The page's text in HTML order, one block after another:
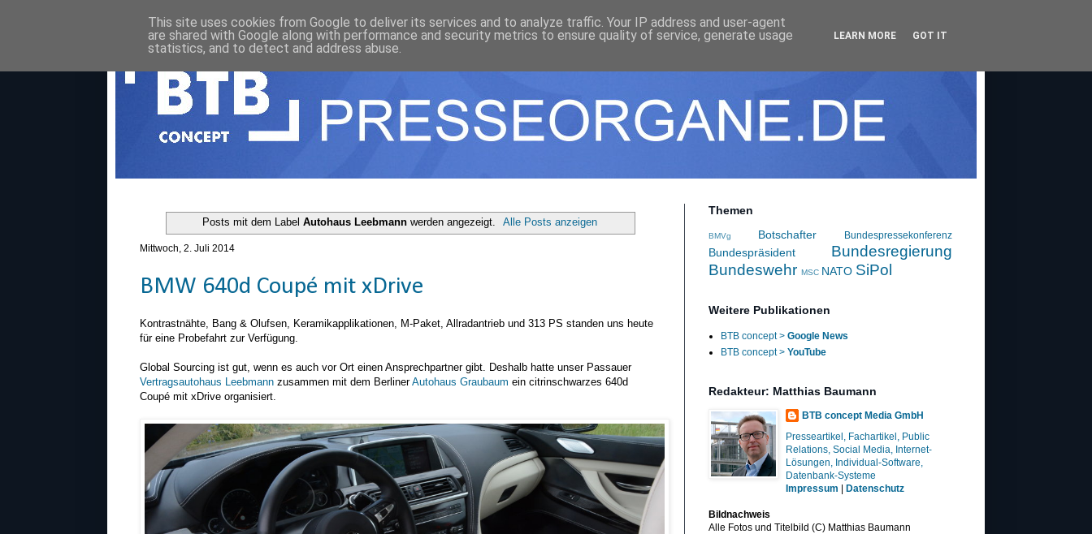
Posts mit dem Label Autohaus Leebmannwerden angezeigt. Alle Posts anzeigen
Mittwoch, 2. Juli 2014
BMW 640d Coupé mit xDrive
Kontrastnähte, Bang & Olufsen, Keramikapplikationen, M-Paket, Allradantrieb und 313 PS standen uns heute
für eine Probefahrt zur Verfügung.
Global Sourcing ist gut, wenn es auch vor Ort einen Ansprechpartner gibt. Deshalb hatte unser Passauer
Vertragsautohaus Leebmann zusammen mit dem BerlinerAutohaus Graubaum ein citrinschwarzes 640d
Coupé mit xDrive organisiert.
Themen
BMVg Botschafter Bundespressekonferenz
Bundespräsident
Bundesregierung
Bundeswehr MSC NATO SiPol
Weitere Publikationen
BTB concept > Google News
BTB concept > YouTube
Redakteur: Matthias Baumann
BTB concept Media GmbH
Presseartikel, Fachartikel, Public
Relations, Social Media, Internet-
Lösungen, Individual-Software,
Datenbank-Systeme
Impressum
Datenschutz
Bildnachweis
Alle Fotos und Titelbild (C) Matthias Baumann
This site uses cookies from Google to deliver its services and to analyze traffic. Your IP address and user-agent
are shared with Google along with performance and security metrics to ensure quality of service, generate usage
statistics, and to detect and address abuse.
LEARN MORE GOT IT